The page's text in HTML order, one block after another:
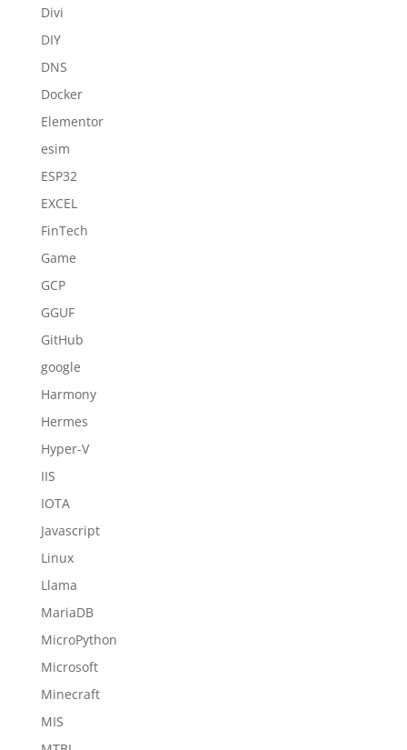
Divi
DIY
DNS
Docker
Elementor
esim
ESP32
EXCEL
FinTech
Game
GCP
GGUF
GitHub
google
Harmony
Hermes
Hyper-V
IIS
IOTA
Javascript
Linux
Llama
MariaDB
MicroPython
Microsoft
Minecraft
MIS